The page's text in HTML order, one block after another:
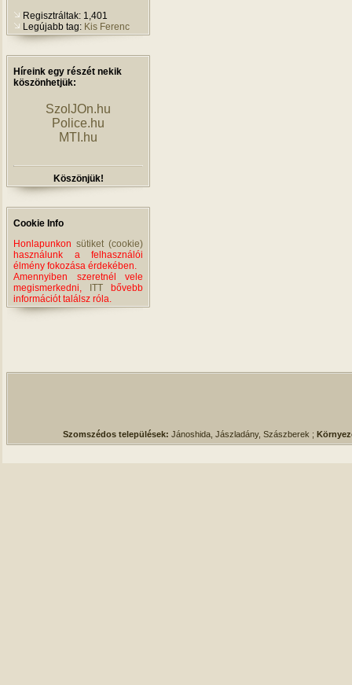
Regisztráltak: 1,401
Legújabb tag: Kis Ferenc
Híreink egy részét nekik
köszönhetjük:
SzolJOn.hu
Police.hu
MTI.hu
Köszönjük!
Cookie Info
Honlapunkon sütiket (cookie)
használunk a felhasználói
élmény fokozása érdekében.
Amennyiben szeretnél vele
megismerkedni,
ITT bővebb
információt találsz róla.
Szomszédos települések: Jánoshida, Jászladány, Szászberek ;